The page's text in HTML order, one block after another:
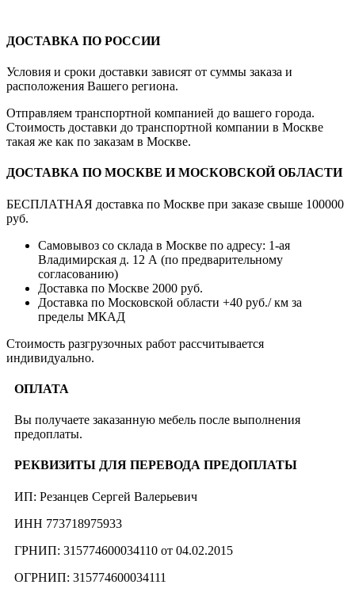
ДОСТАВКА ПО РОССИИ
Условия и сроки доставки зависят от суммы заказа и
расположения Вашего региона.
Отправляем транспортной компанией до вашего города.
Стоимость доставки до транспортной компании в Москве
такая же как по заказам в Москве.
ДОСТАВКА ПО МОСКВЕ И МОСКОВСКОЙ ОБЛАСТИ
БЕСПЛАТНАЯ доставка по Москве при заказе свыше 100000
руб.
Самовывоз со склада в Москве по адресу: 1-ая
Владимирская д. 12 А (по предварительному
согласованию)
Доставка по Москве 2000 руб.
Доставка по Московской области +40 руб./ км за
пределы МКАД
Стоимость разгрузочных работ рассчитывается
индивидуально.
ОПЛАТА
Вы получаете заказанную мебель после выполнения
предоплаты.
РЕКВИЗИТЫ ДЛЯ ПЕРЕВОДА ПРЕДОПЛАТЫ
ИП: Резанцев Сергей Валерьевич
ИНН 773718975933
ГРНИП: 315774600034110 от 04.02.2015
ОГРНИП: 315774600034111